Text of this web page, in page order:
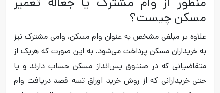
منظور از وام مشترک یا جعاله تعمیر
مسکن چیست؟
علاوه بر مبلغی مشخص به عنوان وام مسکن، وامی مشترک نیز
به خریداران مسکن پرداخت می‌شود. به این صورت که هریک از
متقاضیانی که در صندوق پس‌انداز مسکن حساب دارند و یا
حتی خریدارانی که از روش خرید اوراق تسه قصد دریافت وام